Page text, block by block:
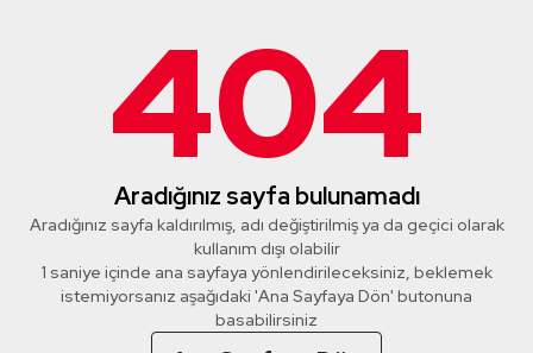
404
Aradığınız sayfa bulunamadı
Aradığınız sayfa kaldırılmış, adı değiştirilmiş ya da geçici olarak
kullanım dışı olabilir
1 saniye içinde ana sayfaya yönlendirileceksiniz, beklemek
istemiyorsanız aşağıdaki 'Ana Sayfaya Dön' butonuna
basabilirsiniz